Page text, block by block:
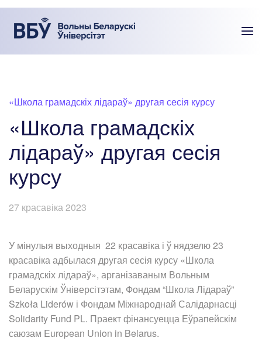
«‎Школа грамадскіх лідараў» другая сесія курсу
«‎Школа грамадскіх
лідараў» другая сесія
курсу
27 красавіка 2023
У мінулыя выходныя 22 красавіка і ў нядзелю 23
красавіка адбылася другая сесія курсу «‎Школа
грамадскіх лідараў», арганізаваным Вольным
Беларускім Ўніверсітэтам, Фондам “Школа Лідараў”
Szkoła Liderów і Фондам Міжнароднай Салідарнасці
Solidarity Fund PL. Праект фінансуецца Еўрапейскім
саюзам European Union in Belarus.